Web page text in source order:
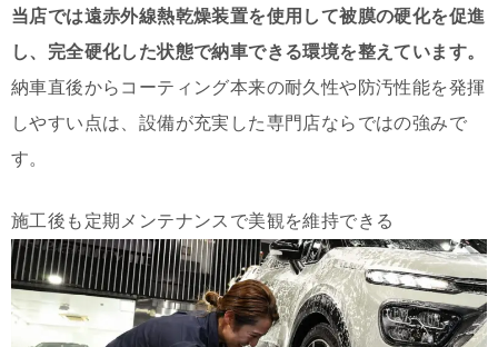
当店では遠赤外線熱乾燥装置を使用して被膜の硬化を促進
し、完全硬化した状態で納車できる環境を整えています。
納車直後からコーティング本来の耐久性や防汚性能を発揮
しやすい点は、設備が充実した専門店ならではの強みで
す。
施工後も定期メンテナンスで美観を維持できる